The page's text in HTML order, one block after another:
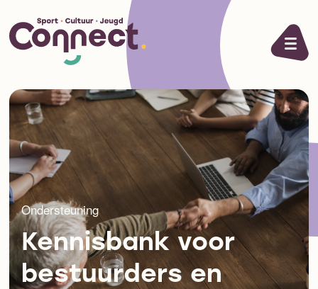
Ga naar de inhoud
Ondersteuning
Kennisbank voor
bestuurders en